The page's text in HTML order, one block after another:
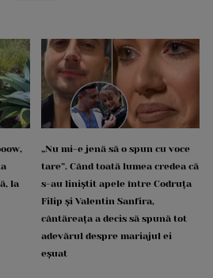
la
„Nu mi-e jenă să o spun cu voce
tare”. Când toată lumea credea că
s-au liniștit apele între Codruța
Filip și Valentin Sanfira,
cântăreața a decis să spună tot
adevărul despre mariajul ei
eșuat